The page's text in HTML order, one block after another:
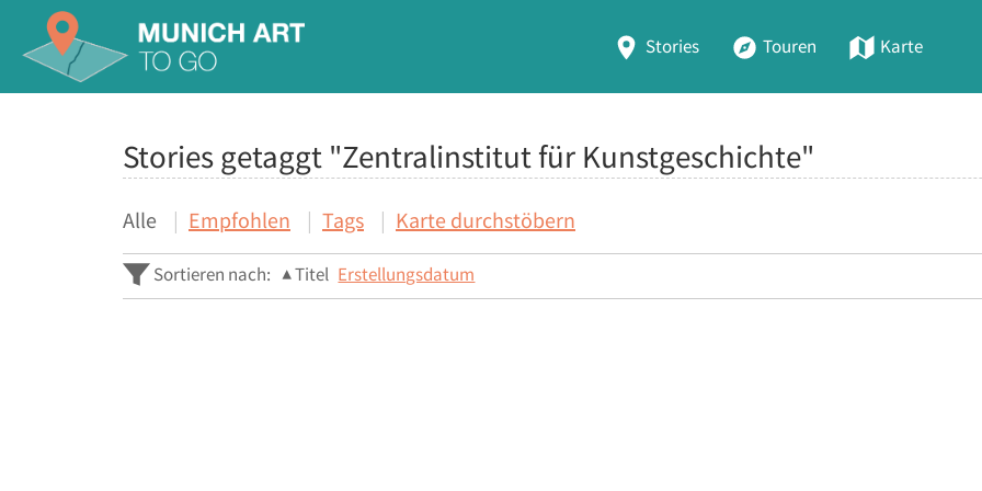
Stories Touren Karte
Stories getaggt "Zentralinstitut für Kunstgeschichte"
Alle Empfohlen Tags Karte durchstöbern
Sortieren nach: Titel Erstellungsdatum